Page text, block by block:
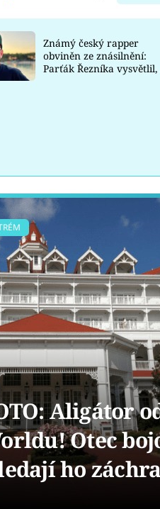
Známý český rapper
obviněn ze znásilnění:
Parťák Řezníka vysvětlil,
Aligátor
Otec
ho